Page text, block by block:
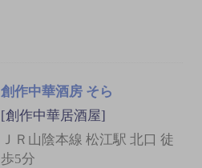
創作中華酒房 そら
[創作中華居酒屋]
ＪＲ山陰本線 松江駅 北口 徒
歩5分